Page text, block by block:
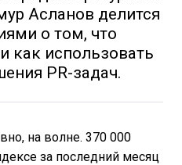
Асланов делится
о том, что
как использовать
PR-задач.
на волне. 370 000
за последний месяц